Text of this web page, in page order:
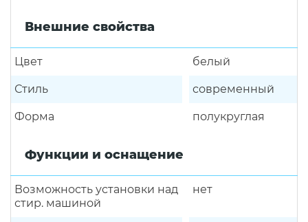
Внешние свойства
Цвет белый
Стиль современный
Форма полукруглая
Функции и оснащение
Возможность установки над
стир. машиной
нет